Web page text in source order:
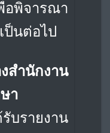
อพิจารณา
ป็นต่อไป
สำนักงาน
า
รับรายงาน